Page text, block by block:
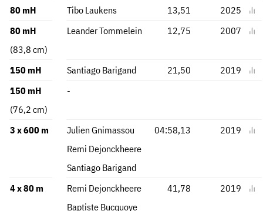
80 mH Tibo Laukens 13,51
2025
80 mH
(83,8 cm)
Leander Tommelein 12,75 2007
150 mH Santiago Barigand 21,50
2019
150 mH
(76,2 cm)
-
3 x 600 m
Julien Gnimassou
Remi Dejonckheere
Santiago Barigand
04:58,13 2019
4 x 80 m
Remi Dejonckheere
Baptiste Bucquoye
41,78 2019